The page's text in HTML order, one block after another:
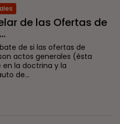
de las Ofertas de
de si las ofertas de
actos generales (ésta
la doctrina y la
de...